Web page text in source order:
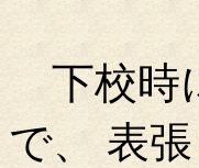
下校時
で、 表